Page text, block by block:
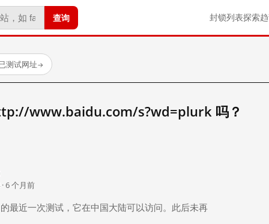
查询 封锁列表探索
测试网址→
www.baidu.com/s?wd=plurk 吗？
6 个月前
最近一次测试，它在中国大陆可以访问。此后未再